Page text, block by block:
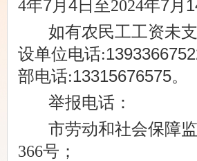
4年7月4日至2024年7月
如有农民工工资未
设单位电话:
部电话:13315676575。
举报电话：
市劳动和社会保障
366号；